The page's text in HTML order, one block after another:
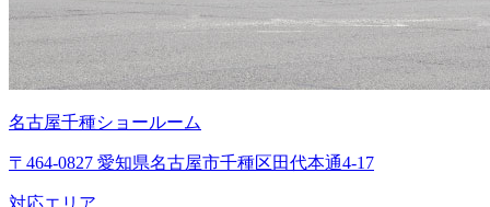
名古屋千種ショールーム
〒464-0827 愛知県名古屋市千種区田代本通4-17
対応エリア